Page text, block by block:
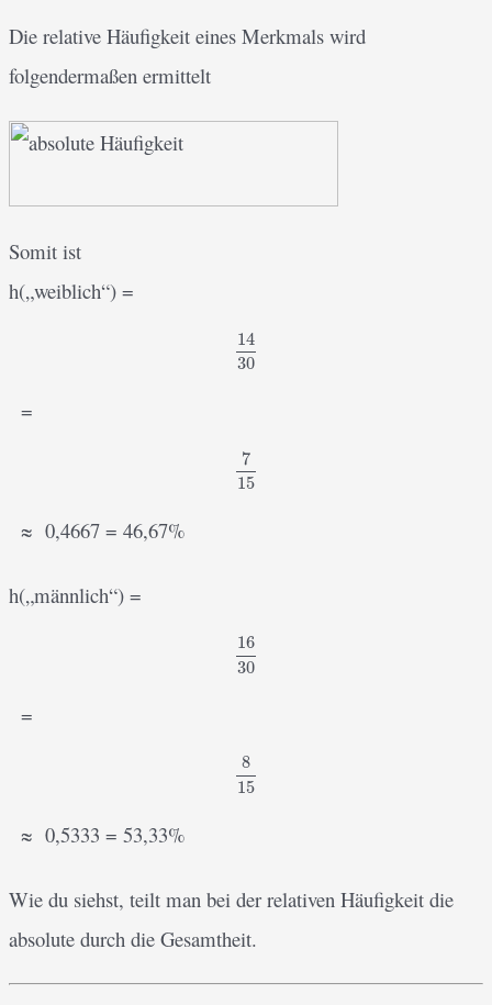
Die relative Häufigkeit eines Merkmals wird
folgendermaßen ermittelt
Somit ist
h(„weiblich“) =
14
30
1430
=
7
15
715
≈ 0,4667 = 46,67%
h(„männlich“) =
16
30
1630
=
8
15
815
≈ 0,5333 = 53,33%
Wie du siehst, teilt man bei der relativen Häufigkeit die
absolute durch die Gesamtheit.